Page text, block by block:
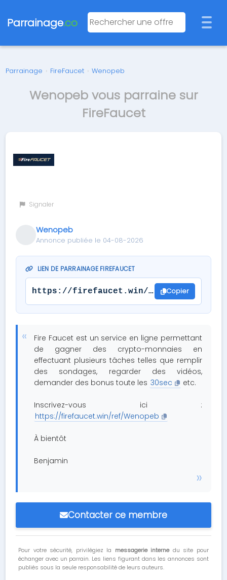
Parrainage.co
Parrainage › FireFaucet › Wenopeb
Wenopeb vous parraine sur
FireFaucet
Signaler
Wenopeb
Annonce publiée le 04-08-2026
LIEN DE PARRAINAGE FIREFAUCET
https://firefaucet.win/ref/Wenopeb
Copier
Fire Faucet est un service en ligne permettant
de gagner des crypto-monnaies en
effectuant plusieurs tâches telles que remplir
des sondages, regarder des vidéos,
demander des bonus toute les 30sec etc.
Inscrivez-vous ici :
https://firefaucet.win/ref/Wenopeb
À bientôt
Benjamin
Contacter ce membre
Pour votre sécurité, privilégiez la messagerie internedu site pour
échanger avec un parrain. Les liens figurant dans les annonces sont
publiés sous la seule responsabilité de leurs auteurs.